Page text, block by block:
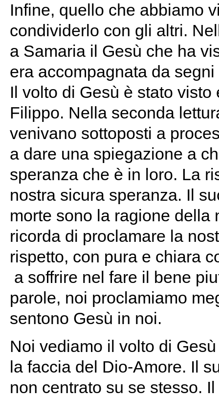
Infine, quello che abbiamo
condividerlo con gli altri.
a Samaria il Gesù che ha
era accompagnata da
Il volto di Gesù è stato
Filippo. Nella seconda
venivano sottoposti a
a dare una spiegazione a
speranza che è in loro. La
nostra sicura speranza. Il
morte sono la ragione della
ricorda di proclamare la
rispetto, con pura e chiara
a soffrire nel fare il bene
parole, noi proclamiamo
sentono Gesù in noi.
Noi vediamo il volto di
la faccia del Dio-Amore. Il
non centrato su se stesso.